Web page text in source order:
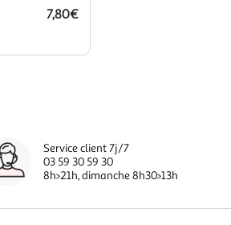
7,80€
Service client 7j/7
03 59 30 59 30
8h>21h, dimanche 8h30>13h